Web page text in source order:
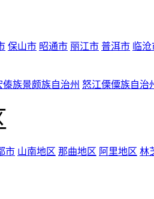
保山市 昭通市 丽江市 普洱市 临
傣族景颇族自治州 怒江傈僳族自治
市 山南地区 那曲地区 阿里地区 林